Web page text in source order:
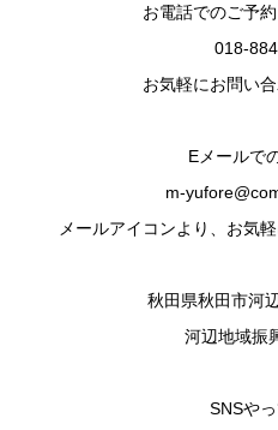
お電話でのご予
018-
お気軽にお問い合
Eメールで
m-
メールアイコンより、お気
秋田県秋田市河
河辺地域振
SNSや